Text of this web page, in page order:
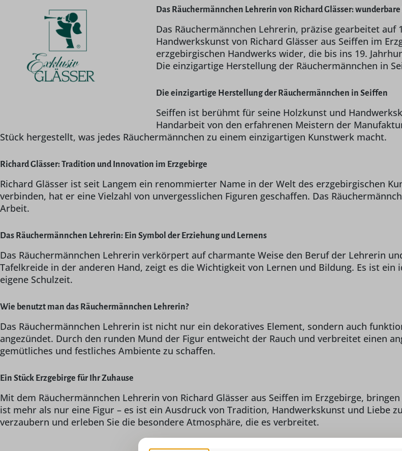
Das Räuchermännchen Lehrerin von Richard Glässer:
Das Räuchermännchen Lehrerin, präzise gearbeitet
Handwerkskunst von Richard Glässer aus Seiffen im
erzgebirgischen Handwerks wider, die bis ins 19.
Die einzigartige Herstellung der Räuchermännchen in
Die einzigartige Herstellung der Räuchermännchen in Seiffen
Seiffen ist berühmt für seine Holzkunst und
Handarbeit von den erfahrenen Meistern der
Stück hergestellt, was jedes Räuchermännchen zu einem einzigartigen Kunstwerk macht.
Richard Glässer: Tradition und Innovation im Erzgebirge
Richard Glässer ist seit Langem ein renommierter Name in der Welt des erzgebirgischen
verbinden, hat er eine Vielzahl von unvergesslichen Figuren geschaffen. Das
Arbeit.
Das Räuchermännchen Lehrerin: Ein Symbol der Erziehung und Lernens
Das Räuchermännchen Lehrerin verkörpert auf charmante Weise den Beruf der Lehrerin
Tafelkreide in der anderen Hand, zeigt es die Wichtigkeit von Lernen und Bildung. Es ist
eigene Schulzeit.
Wie benutzt man das Räuchermännchen Lehrerin?
Das Räuchermännchen Lehrerin ist nicht nur ein dekoratives Element, sondern auch
angezündet. Durch den runden Mund der Figur entweicht der Rauch und verbreitet einen
gemütliches und festliches Ambiente zu schaffen.
Ein Stück Erzgebirge für Ihr Zuhause
Mit dem Räuchermännchen Lehrerin von Richard Glässer aus Seiffen im Erzgebirge,
ist mehr als nur eine Figur – es ist ein Ausdruck von Tradition, Handwerkskunst und Liebe
verzaubern und erleben Sie die besondere Atmosphäre, die es verbreitet.